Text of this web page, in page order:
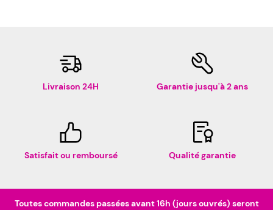
Livraison 24H Garantie jusqu'à 2 ans
Satisfait ou remboursé Qualité garantie
Toutes commandes passées avant 16h (jours ouvrés) seront